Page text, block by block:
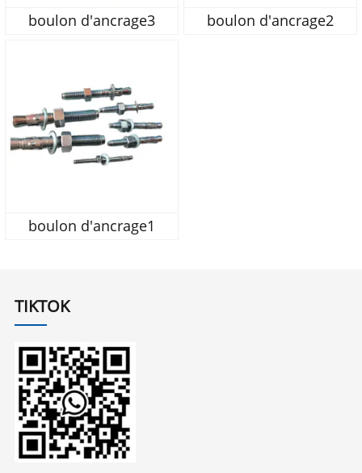
boulon d'ancrage3 boulon d'ancrage2
boulon d'ancrage1
TIKTOK